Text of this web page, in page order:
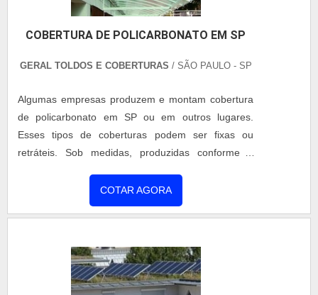
COBERTURA DE POLICARBONATO EM SP
GERAL TOLDOS E COBERTURAS / SÃO PAULO - SP
Algumas empresas produzem e montam cobertura
de policarbonato em SP ou em outros lugares.
Esses tipos de coberturas podem ser fixas ou
retráteis. Sob medidas, produzidas conforme a
com motores potentes e com acionamento em
controle remoto ou em botoeiras. As coberturas
produto Sua cobertura pode ser co....
COTAR AGORA